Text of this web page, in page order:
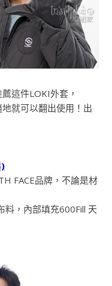
這件LOKI外套，
就可以翻出使用！出
FACE品牌，不論是材
料，內部填充600Fill 天